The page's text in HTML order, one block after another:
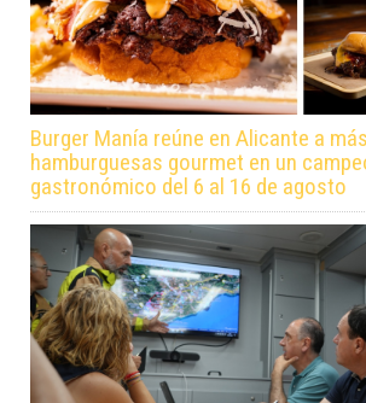
Burger Manía reúne en Alicante a
hamburguesas gourmet en un
gastronómico del 6 al 16 de agosto